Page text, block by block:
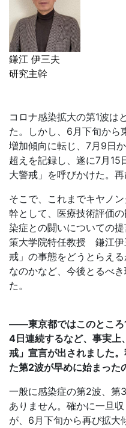
鎌江 伊三夫
研究主幹
コロナ感染拡大の第1波は
た。しかし、6月下旬から
増加傾向に転じ、7月9日
超えを記録し、遂に7月15
大警戒」を呼びかけた。
そこで、これまでキヤノ
幹として、医療技術評価
染症との闘いについての
策大学院特任教授 鎌江伊
戒」の事態をどうとらえ
なのかなど、今後とるべ
た。
――東京都ではこのところ
4日連続するなど、事実上
戒」宣言が出されました
た第2波が早めに始まった
一般に感染症の第2波、第
ありません。確かに一旦
が、6月下旬から再び拡大